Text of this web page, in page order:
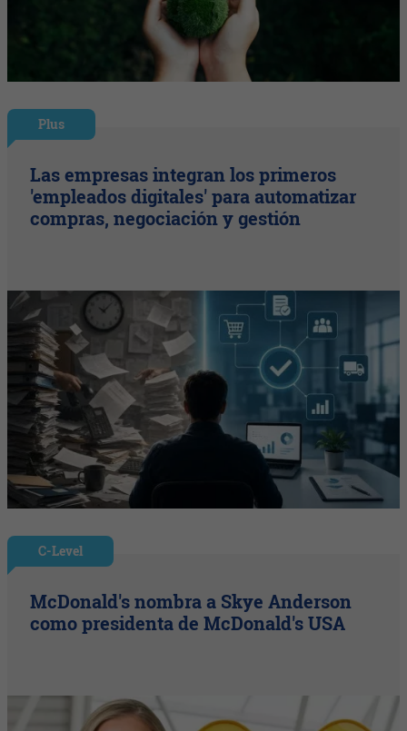
Plus
Las empresas integran los primeros
'empleados digitales' para automatizar
compras, negociación y gestión
C-Level
McDonald's nombra a Skye Anderson
como presidenta de McDonald's USA